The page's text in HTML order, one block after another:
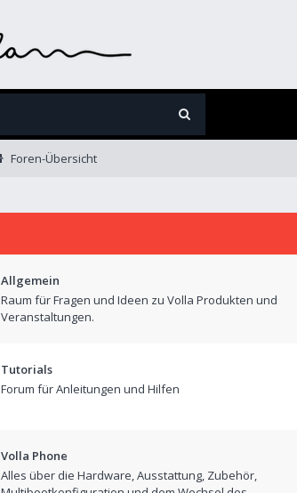
Foren-Übersicht
Allgemein
Raum für Fragen und Ideen zu Volla Produkten und
Veranstaltungen.
Tutorials
Forum für Anleitungen und Hilfen
Volla Phone
Alles über die Hardware, Ausstattung, Zubehör,